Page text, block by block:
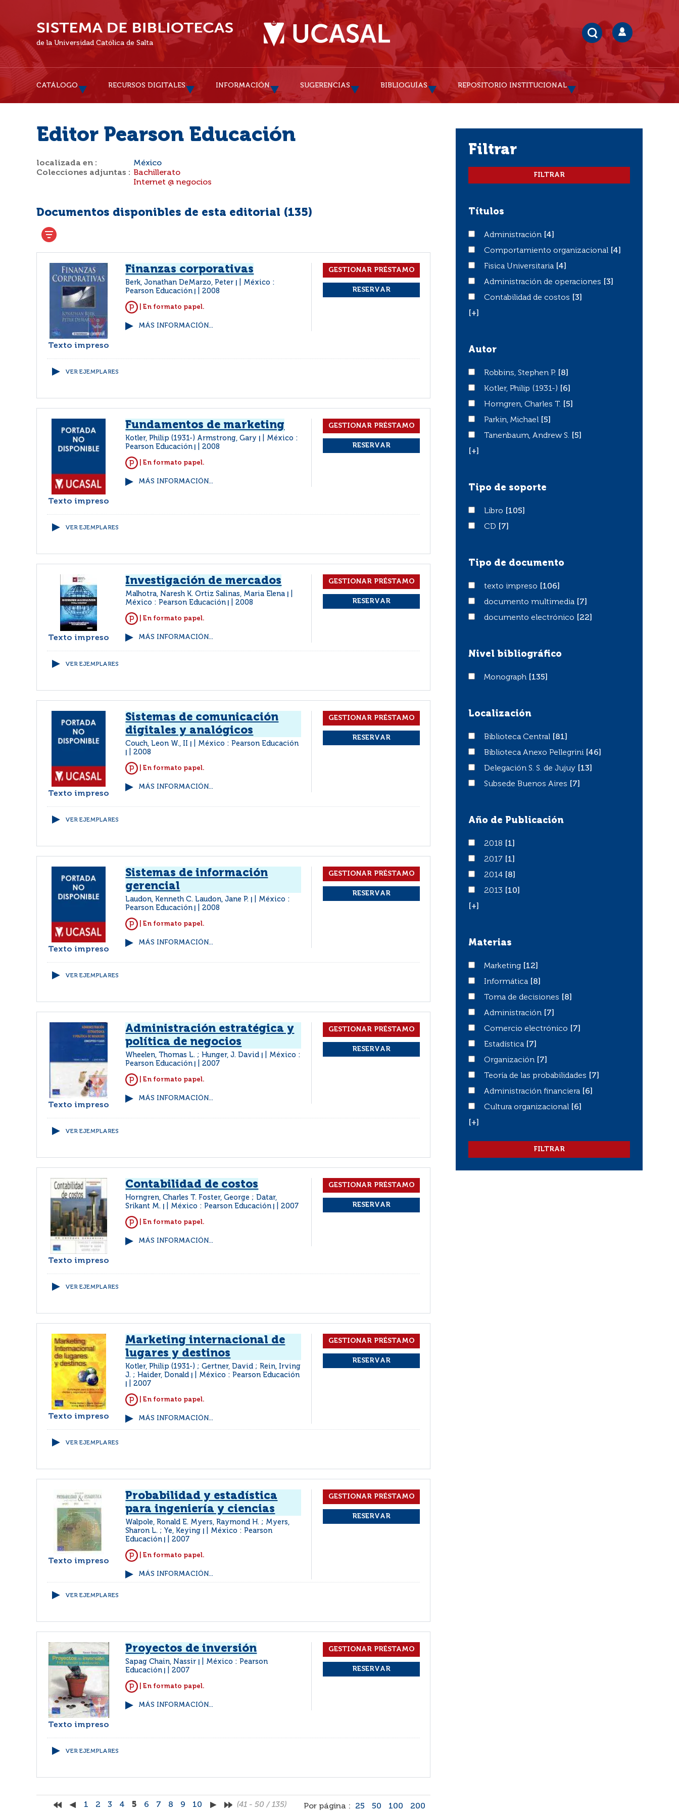
de la Universidad Católica de Salta
CATÁLOGO RECURSOS DIGITALES INFORMACIÓN SUGERENCIAS BIBLIOGUÍAS REPOSITORIO INSTITUCIONAL
Editor Pearson Educación
localizada en :
México
Colecciones adjuntas : Bachillerato
Internet @ negocios
Documentos disponibles de esta editorial (135)
Texto impreso
Finanzas corporativas
Berk, Jonathan DeMarzo, Peter
México :
Pearson Educación
2008
| En formato papel.
MÁS INFORMACIÓN...
VER EJEMPLARES
Texto impreso
Fundamentos de marketing
Kotler, Philip (1931-) Armstrong, Gary
México :
Pearson Educación
2008
| En formato papel.
MÁS INFORMACIÓN...
VER EJEMPLARES
Texto impreso
Investigación de mercados
Malhotra, Naresh K. Ortiz Salinas, Maria Elena
México : Pearson Educación 2008
| En formato papel.
MÁS INFORMACIÓN...
VER EJEMPLARES
Texto impreso
Sistemas de comunicación
digitales y analógicos
Couch, Leon W., II México : Pearson Educación
2008
| En formato papel.
MÁS INFORMACIÓN...
VER EJEMPLARES
Texto impreso
Sistemas de información
gerencial
Laudon, Kenneth C. Laudon, Jane P.
México :
Pearson Educación
2008
| En formato papel.
MÁS INFORMACIÓN...
VER EJEMPLARES
Texto impreso
Administración estratégica y
política de negocios
Wheelen, Thomas L. ; Hunger, J. David
México :
Pearson Educación
2007
| En formato papel.
MÁS INFORMACIÓN...
VER EJEMPLARES
Texto impreso
Contabilidad de costos
Horngren, Charles T. Foster, George ; Datar,
Srikant M.
México : Pearson Educación 2007
| En formato papel.
MÁS INFORMACIÓN...
VER EJEMPLARES
Texto impreso
Marketing internacional de
lugares y destinos
Kotler, Philip (1931-) ; Gertner, David ; Rein, Irving
J. ; Haider, Donald
México : Pearson Educación
2007
| En formato papel.
MÁS INFORMACIÓN...
VER EJEMPLARES
Texto impreso
Probabilidad y estadística
para ingeniería y ciencias
Walpole, Ronald E. Myers, Raymond H. ; Myers,
Sharon L. ; Ye, Keying
México : Pearson
Educación
2007
| En formato papel.
MÁS INFORMACIÓN...
VER EJEMPLARES
Texto impreso
Proyectos de inversión
Sapag Chain, Nassir
México : Pearson
Educación
2007
| En formato papel.
MÁS INFORMACIÓN...
VER EJEMPLARES
1 2 3 4 5 6 7 8 9 10 (41 - 50 / 135) Por página : 25 50 100 200
filtrar
Títulos
Administración
Administración
[4]
Comportamiento organizacional
Comportamiento organizacional
[4]
Fisica Universitaria
Fisica Universitaria
[4]
Administración de operaciones
Administración de operaciones
[3]
Contabilidad de costos
Contabilidad de costos
[3]
[+]
Autor
Robbins, Stephen P.
Robbins, Stephen P.
[8]
Kotler, Philip (1931-)
Kotler, Philip (1931-)
[6]
Horngren, Charles T.
Horngren, Charles T.
[5]
Parkin, Michael
Parkin, Michael
[5]
Tanenbaum, Andrew S.
Tanenbaum, Andrew S.
[5]
[+]
Tipo de soporte
LibroLibro
[105]
CD
CD [7]
Tipo de documento
texto impreso
texto impreso
[106]
documento multimedia
documento multimedia
[7]
documento electrónico
documento electrónico [22]
Nivel bibliográfico
Monograph
Monograph [135]
Localización
Biblioteca Central
Biblioteca Central
[81]
Biblioteca Anexo Pellegrini
Biblioteca Anexo Pellegrini
[46]
Delegación S. S. de Jujuy
Delegación S. S. de Jujuy
[13]
Subsede Buenos Aires
Subsede Buenos Aires [7]
Año de Publicación
20182018
[1]
20172017
[1]
20142014
[8]
20132013
[10]
[+]
Materias
Marketing
Marketing
[12]
Informática
Informática
[8]
Toma de decisiones
Toma de decisiones
[8]
Administración
Administración
[7]
Comercio electrónico
Comercio electrónico
[7]
Estadística
Estadística
[7]
Organización
Organización
[7]
Teoría de las probabilidades
Teoría de las probabilidades
[7]
Administración financiera
Administración financiera
[6]
Cultura organizacional
Cultura organizacional
[6]
[+]